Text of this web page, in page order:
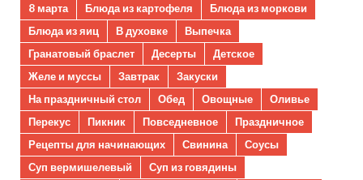
8 марта Блюда из картофеля
Блюда из моркови
Блюда из яиц
В духовке
Выпечка
Гранатовый браслет
Десерты
Детское
Желе и муссы
Завтрак
Закуски
На праздничный стол
Обед Овощные
Оливье
Перекус
Пикник Повседневное
Праздничное
Рецепты для начинающих
Свинина
Соусы
Суп вермишелевый
Суп из говядины